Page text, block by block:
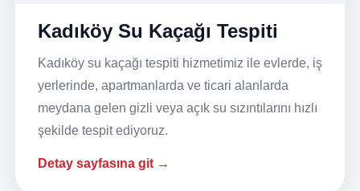
Kadıköy Su Kaçağı Tespiti
Kadıköy su kaçağı tespiti hizmetimiz ile evlerde, iş
yerlerinde, apartmanlarda ve ticari alanlarda
meydana gelen gizli veya açık su sızıntılarını hızlı
şekilde tespit ediyoruz.
Detay sayfasına git →